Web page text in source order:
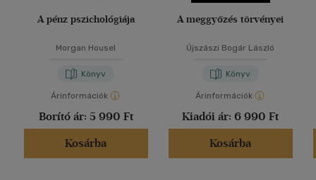
A pénz pszichológiája
Morgan Housel
Könyv
Árinformációk
Borító ár: 5 990 Ft
Kosárba
A meggyőzés törvényei
Újszászi Bogár László
Könyv
Árinformációk
Kiadói ár: 6 990 Ft
Kosárba